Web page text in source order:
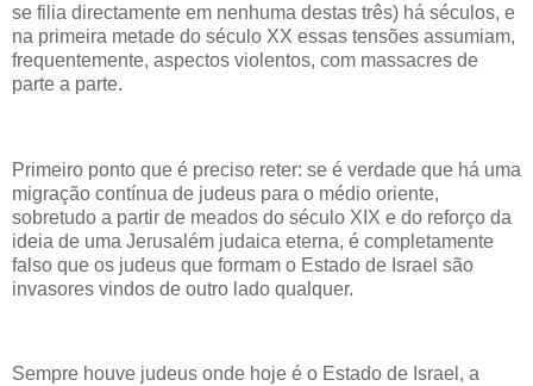
se filia directamente em nenhuma destas três) há séculos, e
na primeira metade do século XX essas tensões assumiam,
frequentemente, aspectos violentos, com massacres de
parte a parte.
Primeiro ponto que é preciso reter: se é verdade que há uma
migração contínua de judeus para o médio oriente,
sobretudo a partir de meados do século XIX e do reforço da
ideia de uma Jerusalém judaica eterna, é completamente
falso que os judeus que formam o Estado de Israel são
invasores vindos de outro lado qualquer.
Sempre houve judeus onde hoje é o Estado de Israel, a